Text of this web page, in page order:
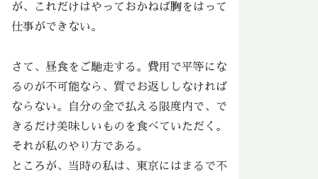
が、これだけはやっておかねば胸をはって
仕事ができない。
さて、昼食をご馳走する。費用で平等にな
るのが不可能なら、質でお返ししなければ
ならない。自分の金で払える限度内で、で
きるだけ美味しいものを食べていただく。
それが私のやり方である。
ところが、当時の私は、東京にはまるで不